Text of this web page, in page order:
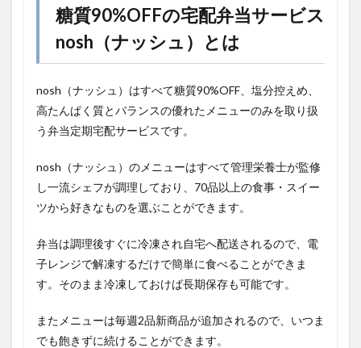
糖質90%OFFの宅配弁当サービス
nosh（ナッシュ）とは
nosh（ナッシュ）はすべて糖質90%OFF、塩分控えめ、
高たんぱく質とバランスの優れたメニューのみを取り扱
う弁当定期宅配サービスです。
nosh（ナッシュ）のメニューはすべて管理栄養士が監修
し一流シェフが調理しており、70品以上の食事・スイー
ツから好きなものを選ぶことができます。
弁当は調理後すぐに冷凍され自宅へ配送されるので、電
子レンジで解凍するだけで簡単に食べることができま
す。そのまま冷凍しておけば長期保存も可能です。
またメニューは毎週2品新商品が追加されるので、いつま
でも飽きずに続けることができます。